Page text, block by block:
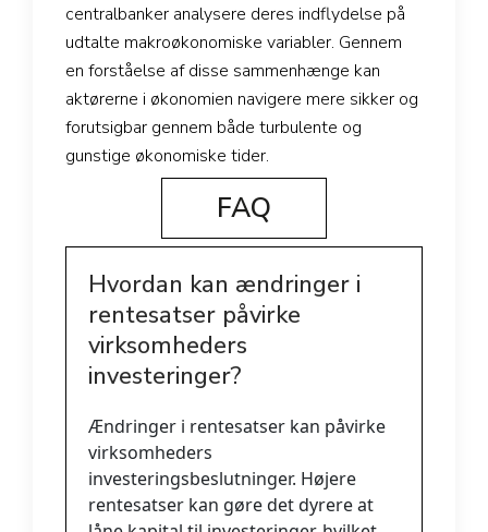
centralbanker analysere deres indflydelse på
udtalte makroøkonomiske variabler. Gennem
en forståelse af disse sammenhænge kan
aktørerne i økonomien navigere mere sikker og
forutsigbar gennem både turbulente og
gunstige økonomiske tider.
FAQ
Hvordan kan ændringer i
rentesatser påvirke
virksomheders
investeringer?
Ændringer i rentesatser kan påvirke
virksomheders
investeringsbeslutninger. Højere
rentesatser kan gøre det dyrere at